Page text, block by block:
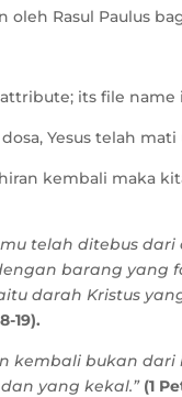
oleh Rasul Paulus
Yesus telah
kembali maka
telah ditebus
barang yang
darah Kristus
19).
kembali bukan
yang kekal.” (1